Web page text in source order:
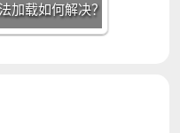
加载如何解决？